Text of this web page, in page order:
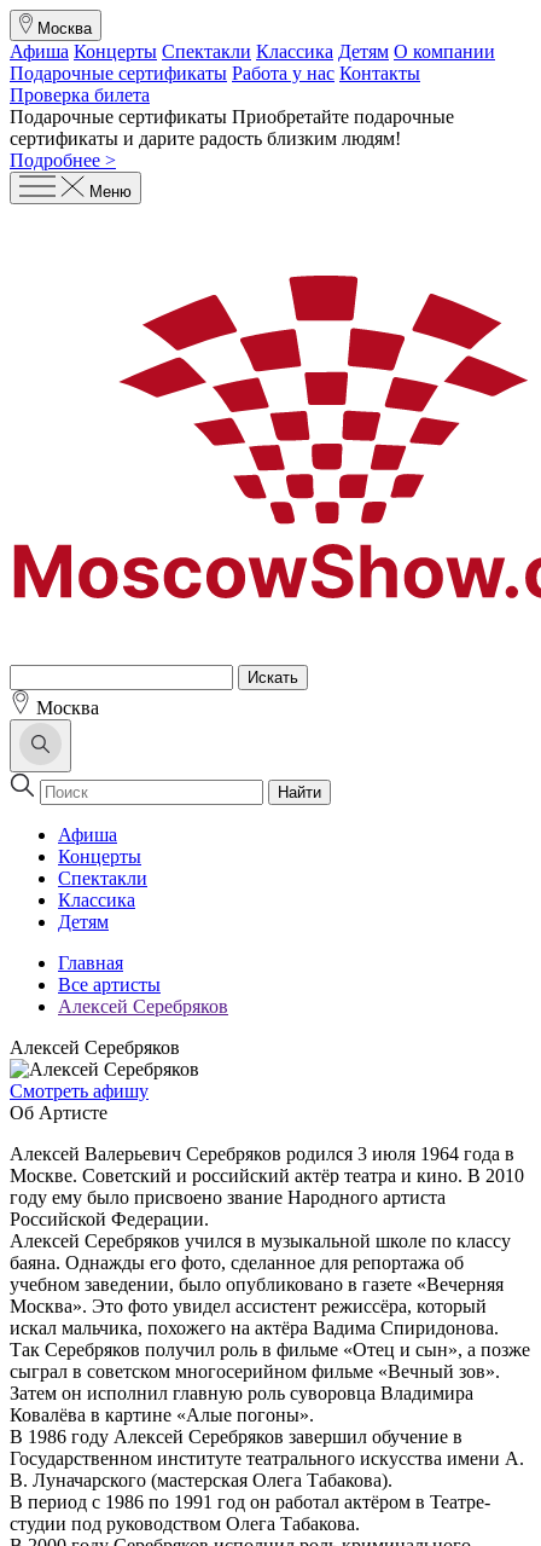
Москва
Афиша Концерты Спектакли Классика Детям О компании
Подарочные сертификаты Работа у нас Контакты
Проверка билета
Подарочные сертификаты Приобретайте подарочные
сертификаты и дарите радость близким людям!
Подробнее >
Меню
Москва
Найти
Афиша
Концерты
Спектакли
Классика
Детям
Главная
Все артисты
Алексей Серебряков
Алексей Серебряков
Cмотреть афишу
Об Артисте
Алексей Валерьевич Серебряков родился 3 июля 1964 года в
Москве. Cоветский и российский актёр театра и кино. В 2010
году ему было присвоено звание Народного артиста
Российской Федерации.
Алексей Серебряков учился в музыкальной школе по классу
баяна. Однажды его фото, сделанное для репортажа об
учебном заведении, было опубликовано в газете «Вечерняя
Москва». Это фото увидел ассистент режиссёра, который
искал мальчика, похожего на актёра Вадима Спиридонова.
Так Серебряков получил роль в фильме «Отец и сын», а позже
сыграл в советском многосерийном фильме «Вечный зов».
Затем он исполнил главную роль суворовца Владимира
Ковалёва в картине «Алые погоны».
В 1986 году Алексей Серебряков завершил обучение в
Государственном институте театрального искусства имени А.
В. Луначарского (мастерская Олега Табакова).
В период с 1986 по 1991 год он работал актёром в Театре-
студии под руководством Олега Табакова.